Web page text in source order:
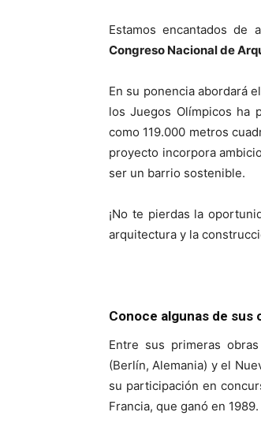
Estamos encantados de
Congreso Nacional de
En su ponencia abordará
los Juegos Olímpicos ha
como 119.000 metros
proyecto incorpora
ser un barrio sostenible.
¡No te pierdas la
arquitectura y la
Conoce algunas de sus
Entre sus primeras
(Berlín, Alemania) y el
su participación en
Francia, que ganó en 1989.